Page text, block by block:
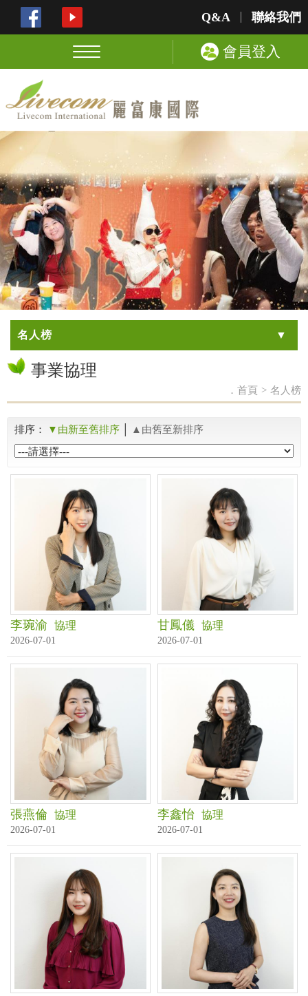
Q&A 聯絡我們
會員登入
名人榜
事業協理
．首頁 > 名人榜
排序： 由新至舊排序 由舊至新排序
李琬渝 協理
2026-07-01
甘鳳儀 協理
2026-07-01
張燕倫 協理
2026-07-01
李鑫怡 協理
2026-07-01